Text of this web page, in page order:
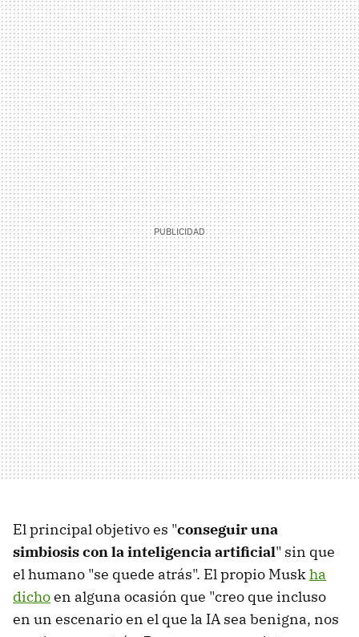
El principal objetivo es "conseguir una
simbiosis con la inteligencia artificial" sin que
el humano "se quede atrás". El propio Muskha
dichoen alguna ocasión que "creo que incluso
en un escenario en el que la IA sea benigna, nos